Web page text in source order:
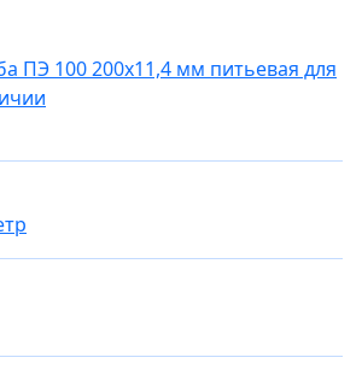
ПЭ 100 200х11,4 мм питьевая для